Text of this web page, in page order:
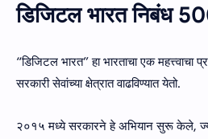
डिजिटल भारत निबंध
“डिजिटल भारत” हा भारताचा एक महत्त्वाचा
सरकारी सेवांच्या क्षेत्रात वाढविण्यात येतो.
२०१५ मध्ये सरकारने हे अभियान सुरू केले,